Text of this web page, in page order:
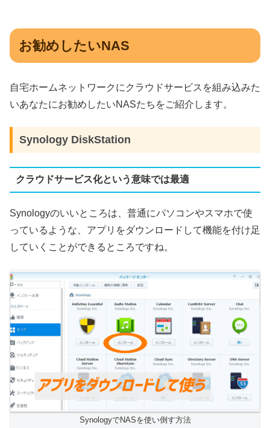
お勧めしたいNAS
自宅ホームネットワークにクラウドサービスを組み込みた
いあなたにお勧めしたいNASたちをご紹介します。
Synology DiskStation
クラウドサービス化という意味では最適
Synologyのいいところは、普通にパソコンやスマホで使
っているような、アプリをダウンロードして機能を付け足
していくことができるところですね。
SynologyでNASを使い倒す方法